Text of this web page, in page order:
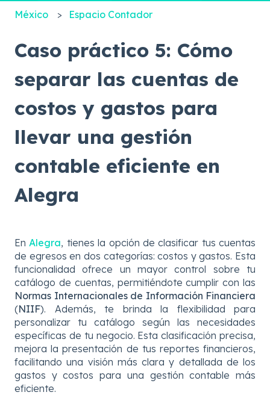
México Espacio Contador
Caso práctico 5: Cómo
separar las cuentas de
costos y gastos para
llevar una gestión
contable eficiente en
Alegra
En Alegra, tienes la opción de clasificar tus cuentas
de egresos en dos categorías: costos y gastos. Esta
funcionalidad ofrece un mayor control sobre tu
catálogo de cuentas, permitiéndote cumplir con las
Normas Internacionales de Información Financiera
(NIIF). Además, te brinda la flexibilidad para
personalizar tu catálogo según las necesidades
específicas de tu negocio. Esta clasificación precisa,
mejora la presentación de tus reportes financieros,
facilitando una visión más clara y detallada de los
gastos y costos para una gestión contable más
eficiente.